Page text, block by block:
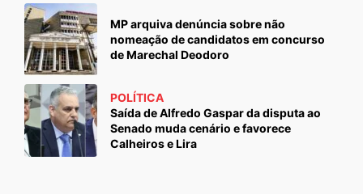
MP arquiva denúncia sobre não
nomeação de candidatos em concurso
de Marechal Deodoro
POLÍTICA
Saída de Alfredo Gaspar da disputa ao
Senado muda cenário e favorece
Calheiros e Lira